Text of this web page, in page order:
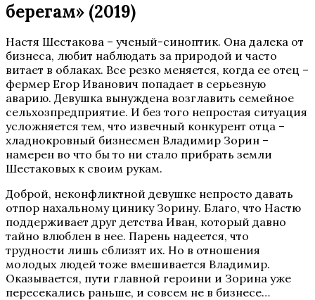
берегам» (2019)
Настя Шестакова – ученый-синоптик. Она далека от
бизнеса, любит наблюдать за природой и часто
витает в облаках. Все резко меняется, когда ее отец –
фермер Егор Иванович попадает в серьезную
аварию. Девушка вынуждена возглавить семейное
сельхозпредприятие. И без того непростая ситуация
усложняется тем, что извечный конкурент отца –
хладнокровный бизнесмен Владимир Зорин –
намерен во что бы то ни стало прибрать земли
Шестаковых к своим рукам.
Доброй, неконфликтной девушке непросто давать
отпор нахальному цинику Зорину. Благо, что Настю
поддерживает друг детства Иван, который давно
тайно влюблен в нее. Парень надеется, что
трудности лишь сблизят их. Но в отношения
молодых людей тоже вмешивается Владимир.
Оказывается, пути главной героини и Зорина уже
пересекались раньше, и совсем не в бизнесе…